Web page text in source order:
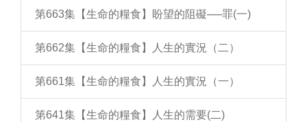
第663集【生命的糧食】盼望的阻礙──罪(一)
第662集【生命的糧食】人生的實況（二）
第661集【生命的糧食】人生的實況（一）
第641集【生命的糧食】人生的需要(二)